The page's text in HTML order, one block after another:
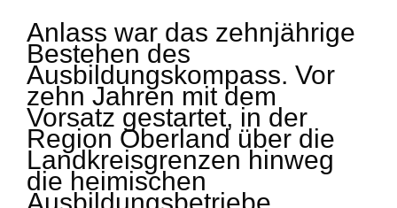
Anlass war das zehnjährige
Bestehen des
Ausbildungskompass. Vor
zehn Jahren mit dem
Vorsatz gestartet, in der
Region Oberland über die
Landkreisgrenzen hinweg
die heimischen